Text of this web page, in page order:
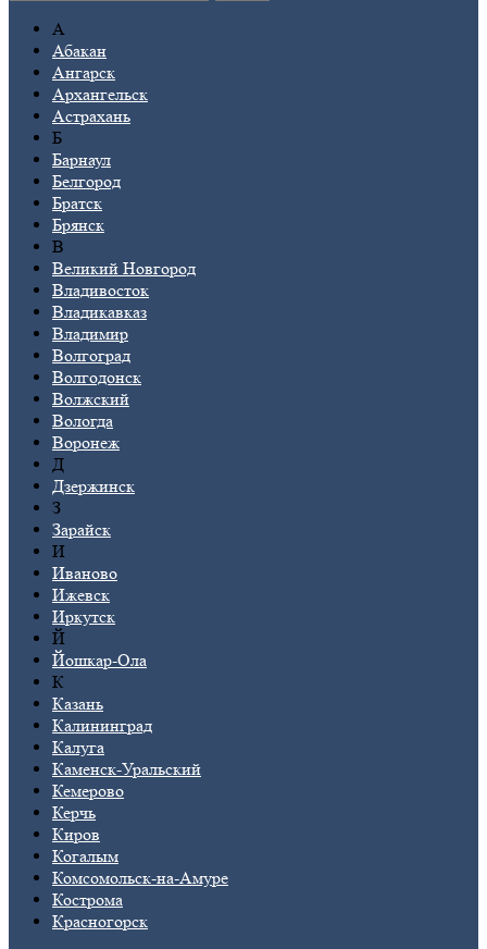
А
Абакан
Ангарск
Архангельск
Астрахань
Б
Барнаул
Белгород
Братск
Брянск
В
Великий Новгород
Владивосток
Владикавказ
Владимир
Волгоград
Волгодонск
Волжский
Вологда
Воронеж
Д
Дзержинск
З
Зарайск
И
Иваново
Ижевск
Иркутск
Й
Йошкар-Ола
К
Казань
Калининград
Калуга
Каменск-Уральский
Кемерово
Керчь
Киров
Когалым
Комсомольск-на-Амуре
Кострома
Красногорск